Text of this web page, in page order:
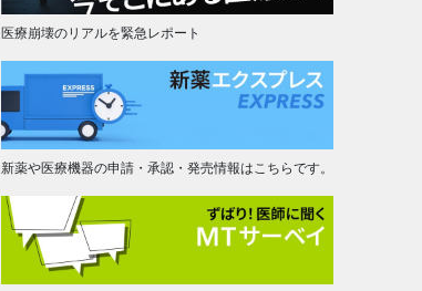
医療崩壊のリアルを緊急レポート
新薬や医療機器の申請・承認・発売情報はこちらです。